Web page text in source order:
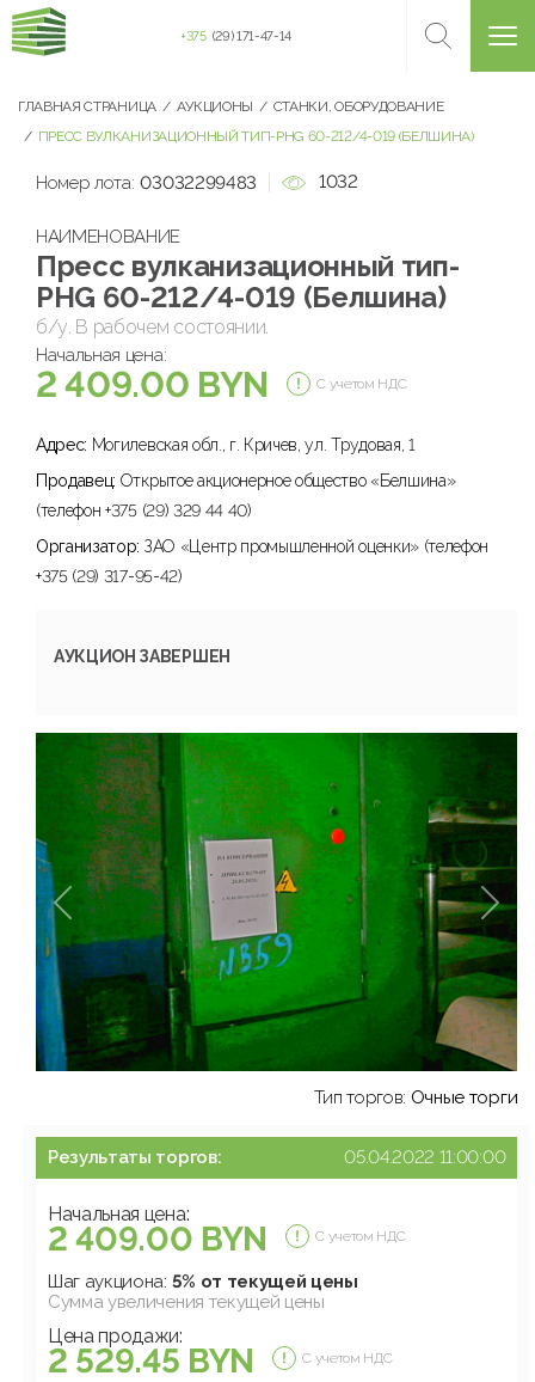
+375 (29) 171-47-14
ГЛАВНАЯ СТРАНИЦА АУКЦИОНЫ
СТАНКИ, ОБОРУДОВАНИЕ
ПРЕСС ВУЛКАНИЗАЦИОННЫЙ ТИП-PHG 60-212/4-019 (БЕЛШИНА)
Номер лота: 03032299483 1032
НАИМЕНОВАНИЕ
Пресс вулканизационный тип-
PHG 60-212/4-019 (Белшина)
б/у. В рабочем состоянии.
Начальная цена:
2 409.00 BYN С учетом НДС
Адрес: Могилевская обл., г. Кричев, ул. Трудовая, 1
Продавец: Открытое акционерное общество «Белшина»
(телефон +375 (29) 329 44 40)
Организатор: ЗАО «Центр промышленной оценки» (телефон
+375 (29) 317-95-42)
АУКЦИОН ЗАВЕРШЕН
Тип торгов: Очные торги
Результаты торгов: 05.04.2022 11:00:00
Начальная цена:
2 409.00 BYN С учетом НДС
Шаг аукциона: 5% от текущей цены
Сумма увеличения текущей цены
Цена продажи:
2 529.45 BYN С учетом НДС